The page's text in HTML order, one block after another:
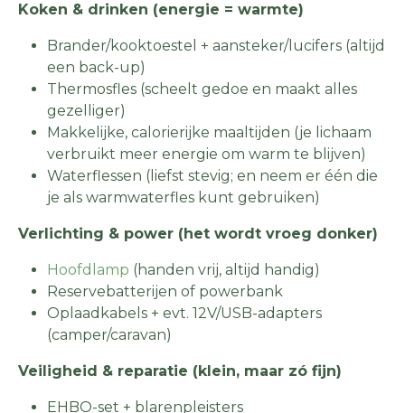
Koken & drinken (energie = warmte)
Brander/kooktoestel + aansteker/lucifers (altijd
een back-up)
Thermosfles (scheelt gedoe en maakt alles
gezelliger)
Makkelijke, calorierijke maaltijden (je lichaam
verbruikt meer energie om warm te blijven)
Waterflessen (liefst stevig; en neem er één die
je als warmwaterfles kunt gebruiken)
Verlichting & power (het wordt vroeg donker)
Hoofdlamp (handen vrij, altijd handig)
Reservebatterijen of powerbank
Oplaadkabels + evt. 12V/USB-adapters
(camper/caravan)
Veiligheid & reparatie (klein, maar zó fijn)
EHBO-set + blarenpleisters